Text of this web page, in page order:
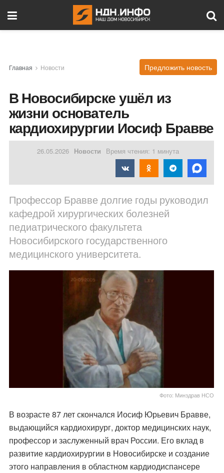
Главная Новости Предложить новость
В Новосибирске ушёл из
жизни основатель
кардиохирургии Иосиф Бравве
26.05.2026 Новости Время чтения: 1 минута
Профессор Бравве долгие годы руководил
кафедрой хирургических болезней
педиатрического факультета
Новосибирского государственного
медицинского университета.
Фото: Минздрав НСО
В возрасте 87 лет скончался Иосиф Юрьевич Бравве,
выдающийся кардиохирург, доктор медицинских наук,
профессор и заслуженный врач России. Его вклад в
развитие кардиохирургии в Новосибирске и создание
этого направления в областном кардиодиспансере